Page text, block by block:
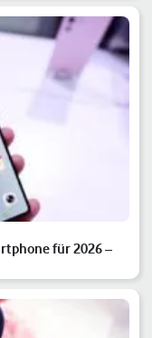
für 2026 –